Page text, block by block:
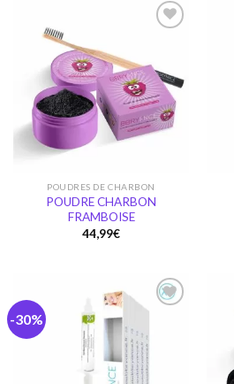
Ajouter
à la
wishlist
POUDRES DE CHARBON
POUDRE CHARBON
FRAMBOISE
44,99€
-30%
Ajouter
wishlist